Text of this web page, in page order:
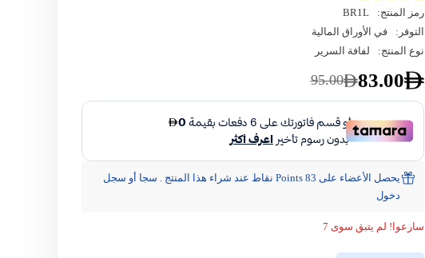
رمز المنتج:
BR1L
التوفر:
في الأوراق المالية
نوع المنتج:
لفافة السرير
95.00 83.00
يحصل الأعضاء على 83 Points نقاط عند شراء هذا المنتج . سجا أو سجل
دخول
سارعوا! لم يتبق سوى 7